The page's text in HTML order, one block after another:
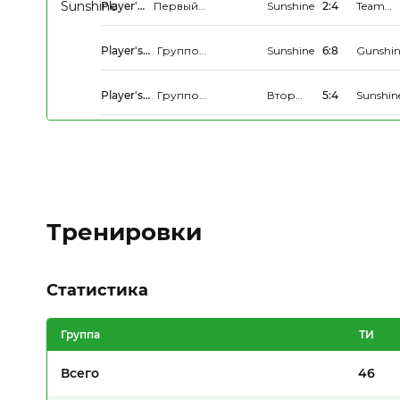
Player's . Первый
Sunshine 2:4
Team
Player's
. Групповой
Sunshine 6:8 Gunshin
Player's
. Групповой
Второе
5:4
Тренировки
Статистика
Группа ТИ
Всего 46